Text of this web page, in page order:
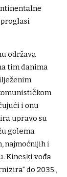
proglasi
održava
tim danima
i onu
upravo su
golema
najmoćnijih i
Kineski vođa
do 2035.,